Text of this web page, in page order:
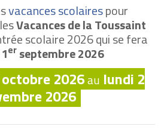
vacances scolairespour
Vacances de la Toussaint
scolaire 2026 qui se fera
erseptembre 2026
2026au lundi 2
2026